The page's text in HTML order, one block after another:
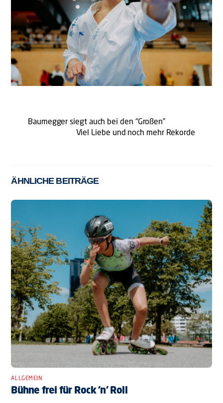
Baumegger siegt auch bei den “Großen”
Viel Liebe und noch mehr Rekorde
ÄHNLICHE BEITRÄGE
ALLGEMEIN
Bühne frei für Rock ’n’ Roll